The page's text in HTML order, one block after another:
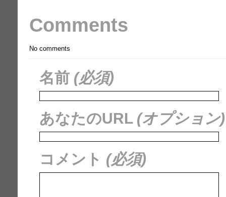
Comments
No comments
名前 (必須)
あなたのURL (オプション)
コメント (必須)